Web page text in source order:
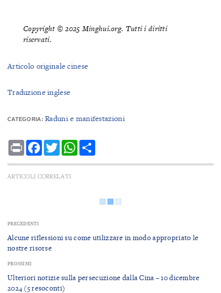
Copyright © 2025 Minghui.org. Tutti i diritti
riservati.
Articolo originale cinese
Traduzione inglese
CATEGORIA: Raduni e manifestazioni
Print Facebook
TwitterWhatsApp
ARTICOLI CORRELATI
PRECEDENTI
Alcune riflessioni su come utilizzare in modo appropriato le
nostre risorse
PROSSIMI
Ulteriori notizie sulla persecuzione dalla Cina – 10 dicembre
2024 (5 resoconti)